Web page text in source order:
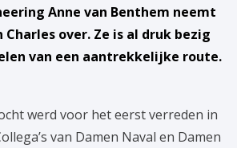
Anne van Benthem neemt
over. Ze is al druk bezig
van een aantrekkelijke route.
werd voor het eerst verreden in
van Damen Naval en Damen